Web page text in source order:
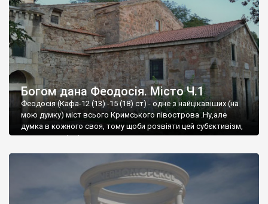
Богом дана Феодосія. Місто Ч.1
Феодосія (Кафа-12 (13) -15 (18) ст) - одне з найцікавіших (на
мою думку) міст всього Кримського півострова .Ну,але
думка в кожного своя, тому щоби розвіяти цей субєктивізм,
запрошую відвідати це